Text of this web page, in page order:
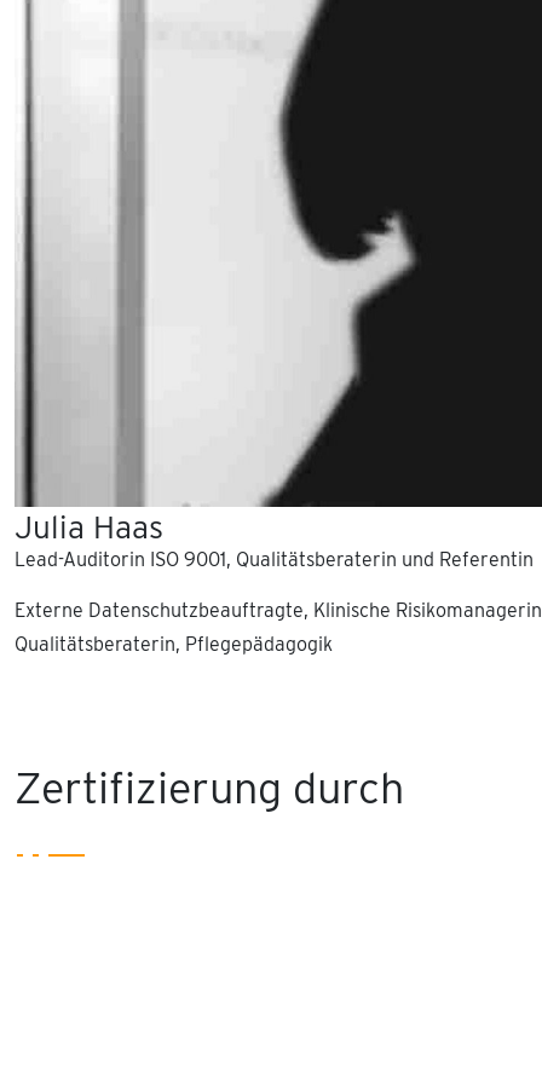
Julia Haas
Lead-Auditorin ISO 9001, Qualitätsberaterin und Referentin
Externe Datenschutzbeauftragte, Klinische
Qualitätsberaterin, Pflegepädagogik
Zertifizierung durch